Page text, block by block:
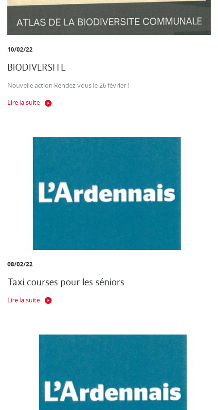
10/02/22
BIODIVERSITE
Nouvelle action Rendez-vous le 26 février !
Lire la suite
08/02/22
Taxi courses pour les séniors
Lire la suite